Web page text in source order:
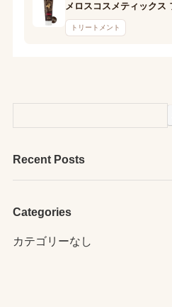
トリートメント
Recent Posts
Categories
カテゴリーなし